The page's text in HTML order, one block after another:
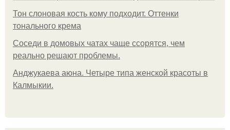
Тон слоновая кость кому подходит. Оттенки
тонального крема
Соседи в домовых чатах чаще ссорятся, чем
реально решают проблемы.
Анджукаева аюна. Четыре типа женской красоты в
Калмыкии.